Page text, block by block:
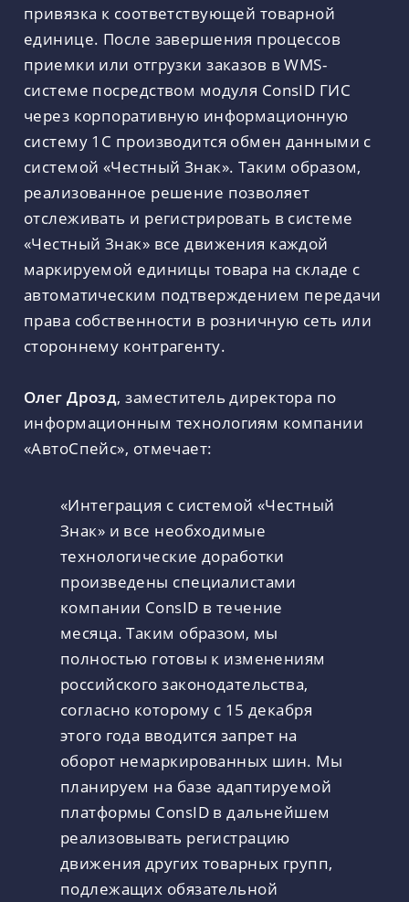
привязка к соответствующей товарной
единице. После завершения процессов
приемки или отгрузки заказов в WMS-
системе посредством модуля ConsID ГИС
через корпоративную информационную
систему 1С производится обмен данными с
системой «Честный Знак». Таким образом,
реализованное решение позволяет
отслеживать и регистрировать в системе
«Честный Знак» все движения каждой
маркируемой единицы товара на складе с
автоматическим подтверждением передачи
права собственности в розничную сеть или
стороннему контрагенту.
Олег Дрозд, заместитель директора по
информационным технологиям компании
«АвтоСпейс», отмечает:
«Интеграция с системой «Честный
Знак» и все необходимые
технологические доработки
произведены специалистами
компании ConsID в течение
месяца. Таким образом, мы
полностью готовы к изменениям
российского законодательства,
согласно которому с 15 декабря
этого года вводится запрет на
оборот немаркированных шин. Мы
планируем на базе адаптируемой
платформы ConsID в дальнейшем
реализовывать регистрацию
движения других товарных групп,
подлежащих обязательной